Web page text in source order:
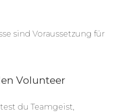
sind Voraussetzung für
Volunteer
du Teamgeist,